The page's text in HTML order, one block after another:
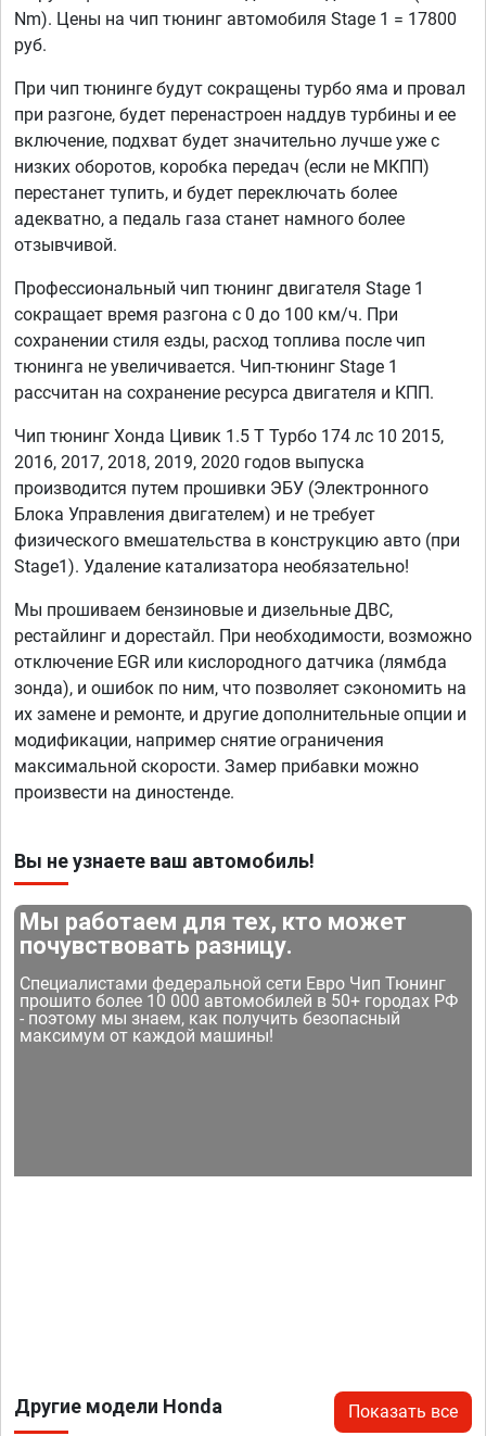
Nm). Цены на чип тюнинг автомобиля Stage 1 = 17800
руб.
При чип тюнинге будут сокращены турбо яма и провал
при разгоне, будет перенастроен наддув турбины и ее
включение, подхват будет значительно лучше уже с
низких оборотов, коробка передач (если не МКПП)
перестанет тупить, и будет переключать более
адекватно, а педаль газа станет намного более
отзывчивой.
Профессиональный чип тюнинг двигателя Stage 1
сокращает время разгона с 0 до 100 км/ч. При
сохранении стиля езды, расход топлива после чип
тюнинга не увеличивается. Чип-тюнинг Stage 1
рассчитан на сохранение ресурса двигателя и КПП.
Чип тюнинг Хонда Цивик 1.5 T Турбо 174 лс 10 2015,
2016, 2017, 2018, 2019, 2020 годов выпуска
производится путем прошивки ЭБУ (Электронного
Блока Управления двигателем) и не требует
физического вмешательства в конструкцию авто (при
Stage1). Удаление катализатора необязательно!
Мы прошиваем бензиновые и дизельные ДВС,
рестайлинг и дорестайл. При необходимости, возможно
отключение EGR или кислородного датчика (лямбда
зонда), и ошибок по ним, что позволяет сэкономить на
их замене и ремонте, и другие дополнительные опции и
модификации, например снятие ограничения
максимальной скорости. Замер прибавки можно
произвести на диностенде.
Вы не узнаете ваш автомобиль!
Мы работаем для тех, кто может
почувствовать разницу.
Специалистами федеральной сети Евро Чип Тюнинг
прошито более 10 000 автомобилей в 50+ городах РФ
- поэтому мы знаем, как получить безопасный
максимум от каждой машины!
Другие модели Honda Показать все